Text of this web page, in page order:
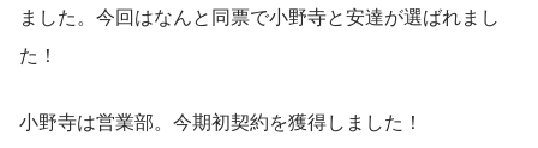
ました。今回はなんと同票で小野寺と安達が選ばれまし
た！
小野寺は営業部。今期初契約を獲得しました！